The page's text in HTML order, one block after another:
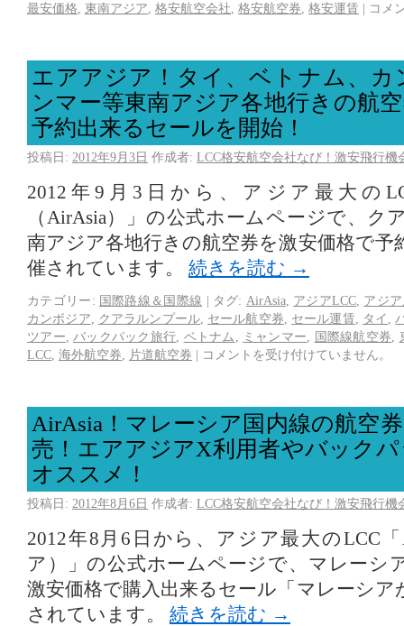
最安価格 東南アジア 格安航空会社 格安航空券 格安運賃 | コメ
エアアジア！タイ、ベトナム、カ
ンマー等東南アジア各地行きの航
予約出来るセールを開始！
投稿日: 2012年9月3日 作成者: LCC格安航空会社なび！激安飛行機
2012年9月3日から、アジア最大の
（AirAsia）」の公式ホームページで、ク
南アジア各地行きの航空券を激安価格で予
催されています。 続きを読む →
カテゴリー: 国際路線＆国際線 | タグ: AirAsia, アジアLCC, アジ
カンボジア
クアラルンプール, セール航空券 セール運賃 タイ
ツアー
バックパック旅行 ベトナム ミャンマー 国際線航空券
LCC 海外航空券 片道航空券 | コメントを受け付けていません。
AirAsia！マレーシア国内線の航空
売！エアアジアX利用者やバック
オススメ！
投稿日: 2012年8月6日 作成者: LCC格安航空会社なび！激安飛行機
2012年8月6日から、アジア最大のLCC
ア）」の公式ホームページで、マレーシ
激安価格で購入出来るセール「マレーシア
されています。 続きを読む →